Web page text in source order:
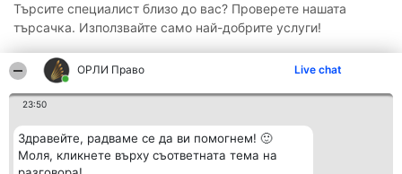
ОРЛИ Право Live chat
23:50
Здравейте, радваме се да ви помогнем! 🙂
Моля, кликнете върху съответната тема на
Търсите специалист близо до вас? Проверете нашата
търсачка. Използвайте само най-добрите услуги!